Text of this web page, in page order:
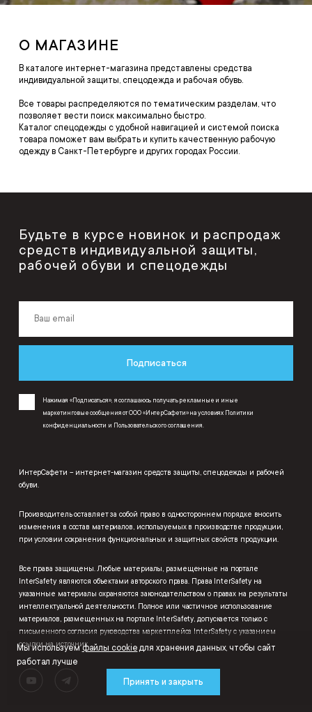
О МАГАЗИНЕ
В каталоге интернет-магазина представлены средства
индивидуальной защиты, спецодежда и рабочая обувь.
Все товары распределяются по тематическим разделам, что
позволяет вести поиск максимально быстро.
Каталог спецодежды с удобной навигацией и системой поиска
товара поможет вам выбрать и купить качественную рабочую
одежду в Санкт-Петербурге и других городах России.
Будьте в курсе новинок и распродаж
средств индивидуальной защиты,
рабочей обуви и спецодежды
Подписаться
Нажимая «Подписаться», я соглашаюсь получать рекламные и иные
маркетинговые сообщения от ООО «ИнтерСафети» на условиях Политики
конфиденциальности и Пользовательского соглашения.
ИнтерСафети – интернет-магазин средств защиты, спецодежды и рабочей
обуви.
Производитель оставляет за собой право в одностороннем порядке вносить
изменения в состав материалов, используемых в производстве продукции,
при условии сохранения функциональных и защитных свойств продукции.
Все права защищены. Любые материалы, размещенные на портале
InterSafety являются объектами авторского права. Права InterSafety на
указанные материалы охраняются законодательством о правах на результаты
интеллектуальной деятельности. Полное или частичное использование
материалов, размещенных на портале InterSafety, допускается только с
письменного согласия руководства маркетплейса InterSafety с указанием
ссылки на источник.
Мы используемфайлы cookieдля хранения данных, чтобы сайт
работал лучше
Принять и закрыть